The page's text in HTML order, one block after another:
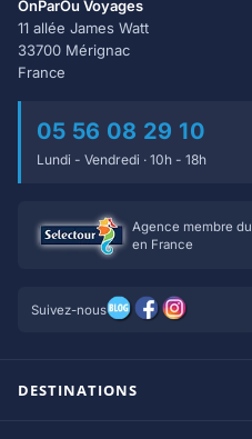
OnParOu Voyages
11 allée James Watt
33700 Mérignac
France
05 56 08 29 10
Lundi - Vendredi · 10h - 18h
Agence membre du
en France
Suivez-nous
DESTINATIONS